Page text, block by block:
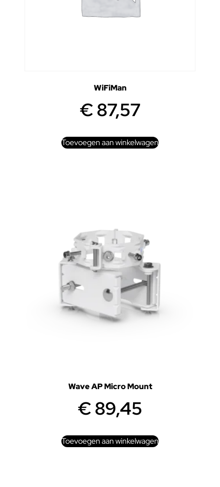
WiFiMan
€87,57
Toevoegen aan winkelwagen
Wave AP Micro Mount
€89,45
Toevoegen aan winkelwagen